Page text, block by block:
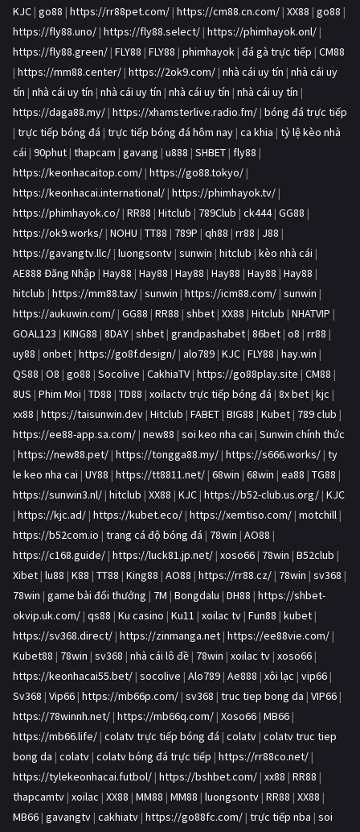
KJC | go88 | https://rr88pet.com/ | https://cm88.cn.com/ | XX88 | go88 |
https://fly88.uno/ | https://fly88.select/ | https://phimhayok.onl/ |
https://fly88.green/ | FLY88 | FLY88 | phimhayok | đá gà trực tiếp | CM88
| https://mm88.center/ | https://2ok9.com/ | nhà cái uy tín | nhà cái uy
tín | nhà cái uy tín | nhà cái uy tín | nhà cái uy tín | nhà cái uy tín |
https://daga88.my/ | https://xhamsterlive.radio.fm/ | bóng đá trực tiếp
| trực tiếp bóng đá | trực tiếp bóng đá hôm nay | ca khia | tỷ lệ kèo nhà
cái | 90phut | thapcam | gavang | u888 | SHBET | fly88 |
https://keonhacaitop.com/ | https://go88.tokyo/ |
https://keonhacai.international/ | https://phimhayok.tv/ |
https://phimhayok.co/ | RR88 | Hitclub | 789Club | ck444| GG88 |
https://ok9.works/ | NOHU | TT88 | 789P | qh88 | rr88 | J88 |
https://gavangtv.llc/ | luongsontv | sunwin | hitclub | kèo nhà cái |
AE888 Đăng Nhập | Hay88 | Hay88 | Hay88 | Hay88 | Hay88 | Hay88 |
hitclub | https://mm88.tax/ | sunwin | https://icm88.com/ | sunwin |
https://aukuwin.com/ | GG88 | RR88 | shbet | XX88 | Hitclub | NHATVIP |
GOAL123 | KING88 | 8DAY | shbet | grandpashabet | 86bet | o8 | rr88 |
uy88 | onbet | https://go8f.design/ | alo789 | KJC | FLY88 | hay.win |
QS88 | O8 | go88 | Socolive | CakhiaTV | https://go88play.site | CM88 |
8US | Phim Moi | TD88 | TD88 | xoilactv trực tiếp bóng đá | 8x bet | kjc |
xx88 | https://taisunwin.dev | Hitclub | FABET | BIG88 | Kubet | 789 club |
https://ee88-app.sa.com/ | new88 | soi keo nha cai | Sunwin chính thức
| https://new88.pet/ | https://tongga88.my/ | https://s666.works/ | ty
le keo nha cai | UY88 | https://tt8811.net/ | 68win | 68win | ea88 | TG88 |
https://sunwin3.nl/ | hitclub | XX88 | KJC | https://b52-club.us.org/ | KJC
| https://kjc.ad/ | https://kubet.eco/ | https://xemtiso.com/ | motchill |
https://b52com.io | trang cá độ bóng đá | 78win | AO88 |
https://c168.guide/ | https://luck81.jp.net/ | xoso66 | 78win | B52club |
Xibet | lu88 | K88 | TT88 | King88 | AO88 | https://rr88.cz/ | 78win | sv368 |
78win | game bài đổi thưởng | 7M | Bongdalu | DH88 | https://shbet-
okvip.uk.com/ | qs88 | Ku casino | Ku11 | xoilac tv | Fun88 | kubet |
https://sv368.direct/ | https://zinmanga.net | https://ee88vie.com/ |
Kubet88 | 78win | sv368 | nhà cái lô đề | 78win | xoilac tv | xoso66 |
https://keonhacai55.bet/ | socolive | Alo789 | Ae888 | xôi lạc | vip66 |
Sv368 | Vip66 | https://mb66p.com/ | sv368 | truc tiep bong da | VIP66 |
https://78winnh.net/ | https://mb66q.com/ | Xoso66 | MB66 |
https://mb66.life/ | colatv trực tiếp bóng đá | colatv | colatv truc tiep
bong da | colatv | colatv bóng đá trực tiếp | https://rr88co.net/ |
https://tylekeonhacai.futbol/ | https://bshbet.com/ | xx88 | RR88 |
thapcamtv | xoilac | XX88 | MM88 | MM88 | luongsontv | RR88 | XX88 |
MB66 | gavangtv | cakhiatv | https://go88fc.com/ | trực tiếp nba | soi